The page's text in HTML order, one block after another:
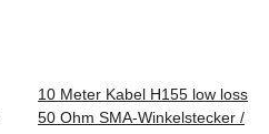
10 Meter Kabel H155 low loss
50 Ohm SMA-Winkelstecker /